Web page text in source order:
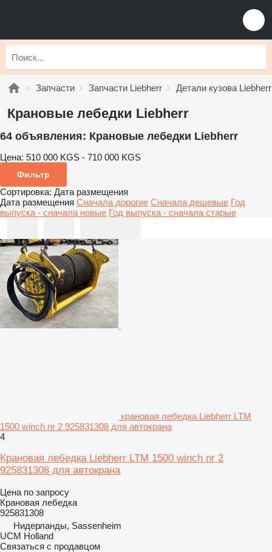
Запчасти Запчасти Liebherr Детали кузова Liebherr
Крановые лебедки Liebherr
64 объявления: Крановые лебедки Liebherr
Цена: 510 000 KGS - 710 000 KGS
Фильтр
Сортировка: Дата размещения
Дата размещения Сначала дорогие Сначала дешевые Год
выпуска - сначала новые Год выпуска - сначала старые
крановая лебедка Liebherr LTM
1500 winch nr 2 925831308 для автокрана
4
Крановая лебедка Liebherr LTM 1500 winch nr 2
925831308 для автокрана
Цена по запросу
Крановая лебедка
925831308
Нидерланды, Sassenheim
UCM Holland
Связаться с продавцом